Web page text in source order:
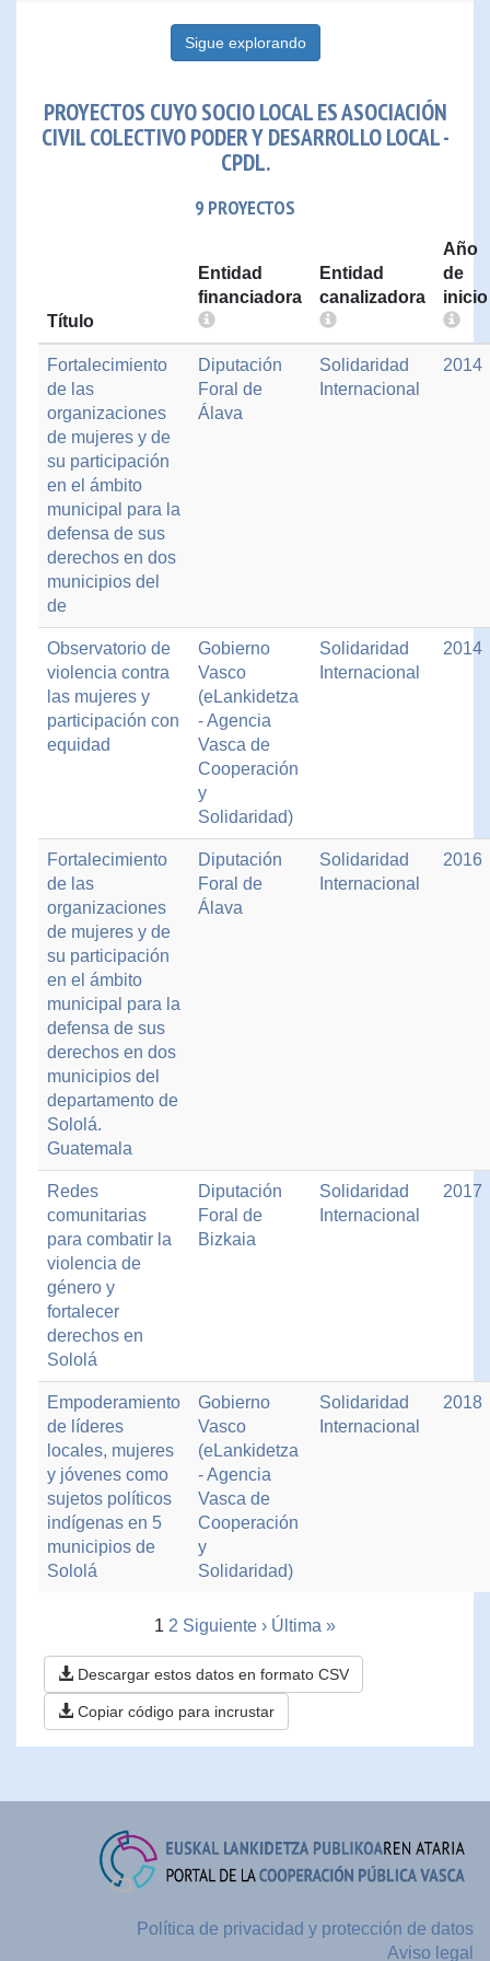
Sigue explorando
PROYECTOS CUYO SOCIO LOCAL ES ASOCIACIÓN
CIVIL COLECTIVO PODER Y DESARROLLO LOCAL -
CPDL.
9 PROYECTOS
Título
Entidad
financiadora
Entidad
canalizadora
Año
de
inicio
Fortalecimiento
de las
organizaciones
de mujeres y de
su participación
en el ámbito
municipal para la
defensa de sus
derechos en dos
municipios del
de
Diputación
Foral de
Álava
Solidaridad
Internacional
2014
Observatorio de
violencia contra
las mujeres y
participación con
equidad
Gobierno
Vasco
(eLankidetza
- Agencia
Vasca de
Cooperación
y
Solidaridad)
Solidaridad
Internacional
2014
Fortalecimiento
de las
organizaciones
de mujeres y de
su participación
en el ámbito
municipal para la
defensa de sus
derechos en dos
municipios del
departamento de
Sololá.
Guatemala
Diputación
Foral de
Álava
Solidaridad
Internacional
2016
Redes
comunitarias
para combatir la
violencia de
género y
fortalecer
derechos en
Sololá
Diputación
Foral de
Bizkaia
Solidaridad
Internacional
2017
Empoderamiento
de líderes
locales, mujeres
y jóvenes como
sujetos políticos
indígenas en 5
municipios de
Sololá
Gobierno
Vasco
(eLankidetza
- Agencia
Vasca de
Cooperación
y
Solidaridad)
Solidaridad
Internacional
2018
1 2 Siguiente › Última »
Descargar estos datos en formato CSV
Copiar código para incrustar
Política de privacidad y protección de datos
Aviso legal